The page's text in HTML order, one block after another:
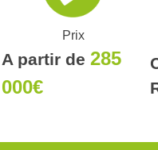
Prix
A partir de 285
000€